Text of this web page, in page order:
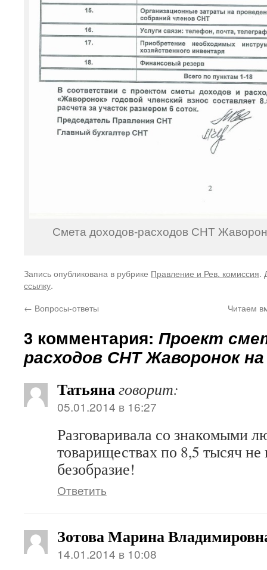
Смета доходов-расходов СНТ
Запись опубликована в рубрике Правление и Рев. комиссия.
ссылку.
← Вопросы-ответы Читаем
3 комментария: Проект
расходов СНТ Жаворонок на
Татьянаговорит:
05.01.2014 в 16:27
Разговаривала со знакомыми
товариществах по 8,5 тысяч не
безобразие!
Ответить
Зотова Марина
14.01.2014 в 10:08